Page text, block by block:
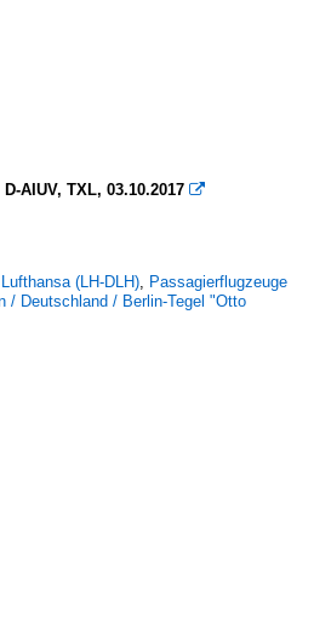
AIUV, TXL, 03.10.2017 
(LH-DLH), Passagierflugzeuge
/ Deutschland / Berlin-Tegel "Otto